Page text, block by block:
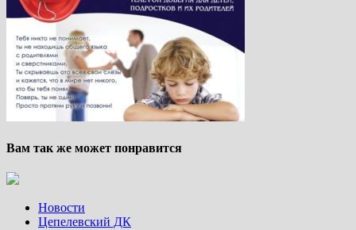
Вам так же может понравится
Новости
Цепелевский ДК